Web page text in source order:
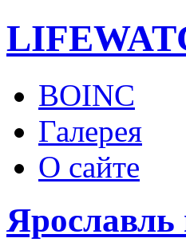
LIFE
BOINC
Галерея
О сайте
Ярославль